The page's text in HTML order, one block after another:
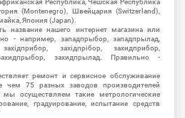
Республика, Чешская Республика
(Montenegro), Швейцария (Switzerland),
Япония (Japan).
название нашего интернет магазина или
- например, западпрыбор, западпрылад,
західпрібор, захидприбор,
захидпрылад. Правильно -
ремонт и сервисное обслуживание
чем 75 разных заводов производителей
осуществляем такие метрологические
градуирование, испытание средств